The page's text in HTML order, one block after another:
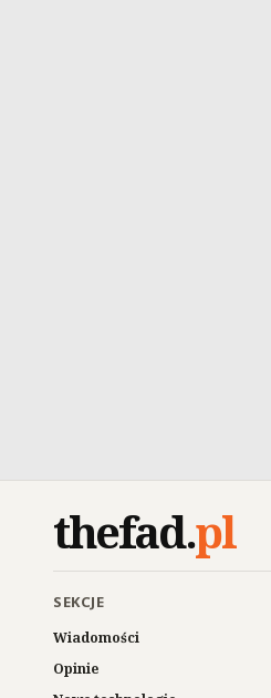
thefad.pl
SEKCJE
Wiadomości
Opinie